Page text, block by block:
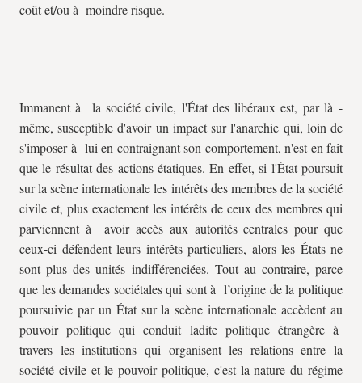
coût et/ou à moindre risque.
Immanent à la société civile, l'État des libéraux est, par là -
même, susceptible d'avoir un impact sur l'anarchie qui, loin de
s'imposer à lui en contraignant son comportement, n'est en fait
que le résultat des actions étatiques. En effet, si l'État poursuit
sur la scène internationale les intérêts des membres de la société
civile et, plus exactement les intérêts de ceux des membres qui
parviennent à avoir accès aux autorités centrales pour que
ceux-ci défendent leurs intérêts particuliers, alors les États ne
sont plus des unités indifférenciées. Tout au contraire, parce
que les demandes sociétales qui sont à l’origine de la politique
poursuivie par un État sur la scène internationale accèdent au
pouvoir politique qui conduit ladite politique étrangère à
travers les institutions qui organisent les relations entre la
société civile et le pouvoir politique, c'est la nature du régime